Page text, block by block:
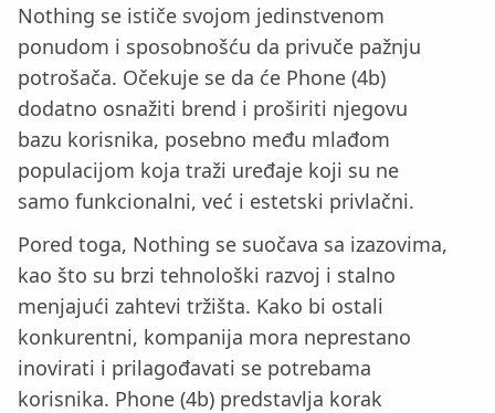
Nothing se ističe svojom jedinstvenom
ponudom i sposobnošću da privuče pažnju
potrošača. Očekuje se da će Phone (4b)
dodatno osnažiti brend i proširiti njegovu
bazu korisnika, posebno među mlađom
populacijom koja traži uređaje koji su ne
samo funkcionalni, već i estetski privlačni.
Pored toga, Nothing se suočava sa izazovima,
kao što su brzi tehnološki razvoj i stalno
menjajući zahtevi tržišta. Kako bi ostali
konkurentni, kompanija mora neprestano
inovirati i prilagođavati se potrebama
korisnika. Phone (4b) predstavlja korak